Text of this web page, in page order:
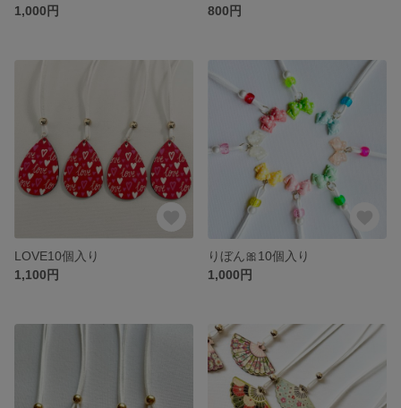
1,000円
800円
LOVE10個入り
1,100円
りぼん🎀10個入り
1,000円